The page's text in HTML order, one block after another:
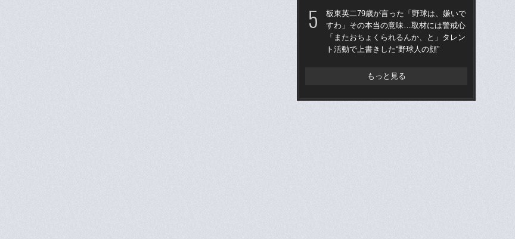
板東英二79歳が言った「野球は、嫌いで
すわ」その本当の意味…取材には警戒心
「またおちょくられるんか、と」タレン
ト活動で上書きした“野球人の顔”
もっと見る